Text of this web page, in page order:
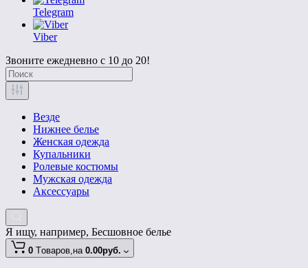
Telegram
Viber
Звоните ежедневно с 10 до 20!
Везде
Нижнее белье
Женская одежда
Купальники
Ролевые костюмы
Мужская одежда
Аксессуары
Я ищу, например, Бесшовное белье
0 Tоваров,на 0.00руб.